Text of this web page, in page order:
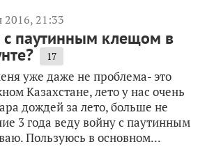
2016, 21:33
с паутинным клещом в
17
уже даже не проблема- это
Казахстане, лето у нас очень
дождей за лето, больше не
3 года веду войну с паутинным
Пользуюсь в основном...